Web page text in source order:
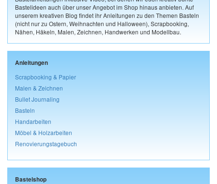
Bastelideen auch über unser Angebot im Shop hinaus anbieten. Auf
unserem kreativen Blog findet ihr Anleitungen zu den Themen Basteln
(nicht nur zu Ostern, Weihnachten und Halloween), Scrapbooking,
Nähen, Häkeln, Malen, Zeichnen, Handwerken und Modellbau.
Anleitungen
Scrapbooking & Papier
Malen & Zeichnen
Bullet Journaling
Basteln
Handarbeiten
Möbel & Holzarbeiten
Renovierungstagebuch
Bastelshop